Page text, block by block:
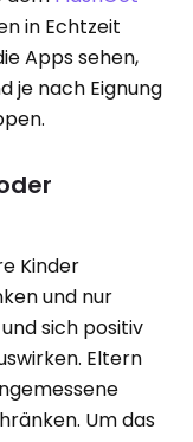
in Echtzeit
Apps sehen,
je nach Eignung
Kinder
und nur
sich positiv
Eltern
Um das